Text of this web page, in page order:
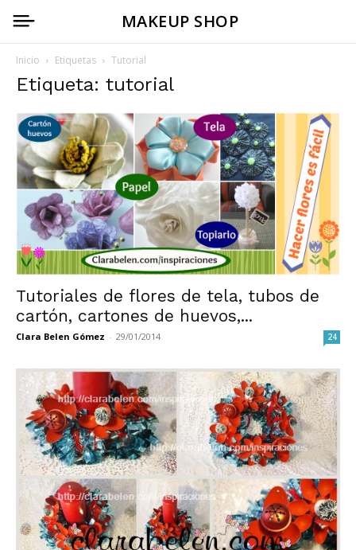
MAKEUP SHOP
Inicio Etiquetas Tutorial
Etiqueta: tutorial
Tutoriales de flores de tela, tubos de
cartón, cartones de huevos,...
Clara Belen Gómez - 29/01/2014 24